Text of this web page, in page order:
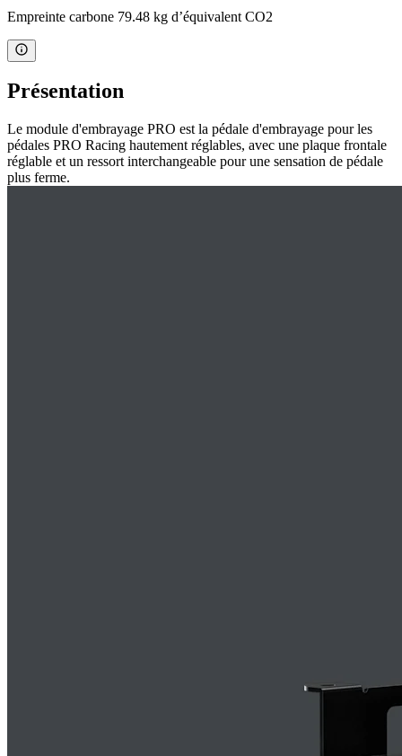
Empreinte carbone 79.48 kg d’équivalent CO2
Présentation
Le module d'embrayage PRO est la pédale d'embrayage pour les
pédales PRO Racing hautement réglables, avec une plaque frontale
réglable et un ressort interchangeable pour une sensation de pédale
plus ferme.